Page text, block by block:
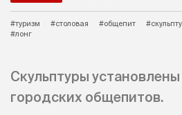
#туризм #столовая #общепит
#лонг
Скульптуры
городских общепитов.